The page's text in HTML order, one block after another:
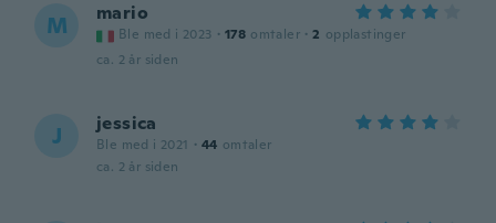
M mario
Ble med i 2023 · 178 omtaler · 2 opplastinger
ca. 2 år siden
J jessica
Ble med i 2021 · 44 omtaler
ca. 2 år siden